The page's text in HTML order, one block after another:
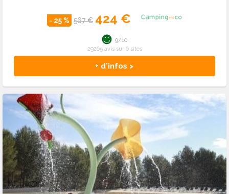
- 25 % 567 € 424 €
+ d'infos >
9/10
29265 avis sur 6 sites